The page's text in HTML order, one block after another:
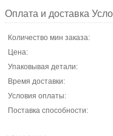
Оплата и доставка
Количество мин заказа:
Цена:
Упаковывая детали:
Время доставки:
Условия оплаты:
Поставка способности: